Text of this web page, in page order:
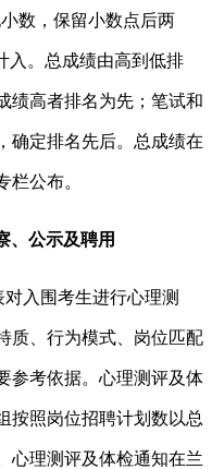
数，保留小数点后两
入。总成绩由高到低排
绩高者排名为先；笔试和
确定排名先后。总成绩在
栏公布。
、公示及聘用
入围考生进行心理测
质、行为模式、岗位匹配
参考依据。心理测评及体
按照岗位招聘计划数以总
心理测评及体检通知在兰